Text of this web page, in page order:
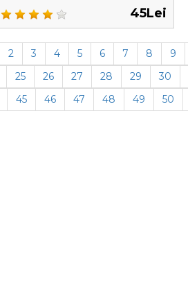
45Lei
2 3 4 5 6 7 8 9
25 26 27 28 29 30
45 46 47 48 49 50